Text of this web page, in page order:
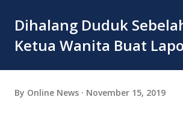
Dihalang Duduk
Ketua Wanita Buat
By Online News November 15, 2019